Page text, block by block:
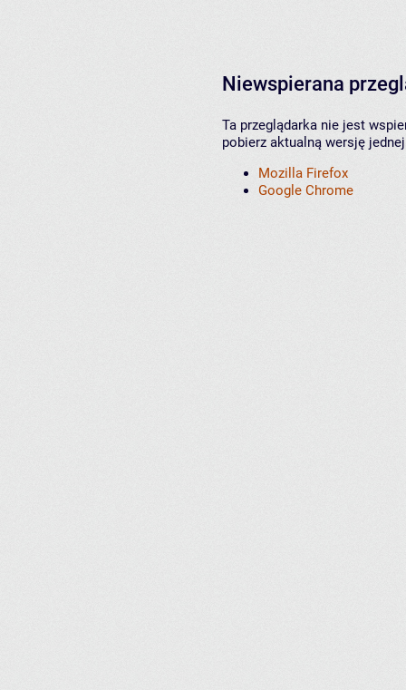
Niewspierana
Ta przeglądarka nie jest
pobierz aktualną wersję
Mozilla Firefox
Google Chrome